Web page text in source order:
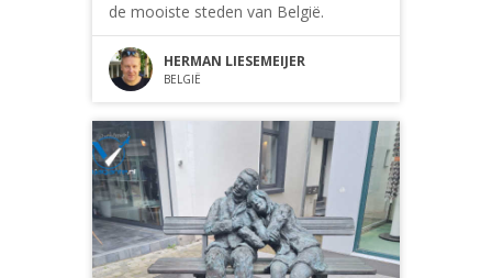
de mooiste steden van België.
HERMAN LIESEMEIJER
BELGIË